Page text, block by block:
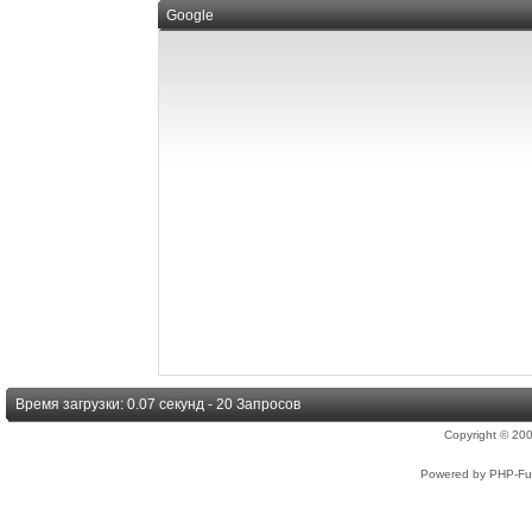
Google
Время загрузки: 0.07 секунд - 20 Запросов
Copyright ©
Powered by PHP-